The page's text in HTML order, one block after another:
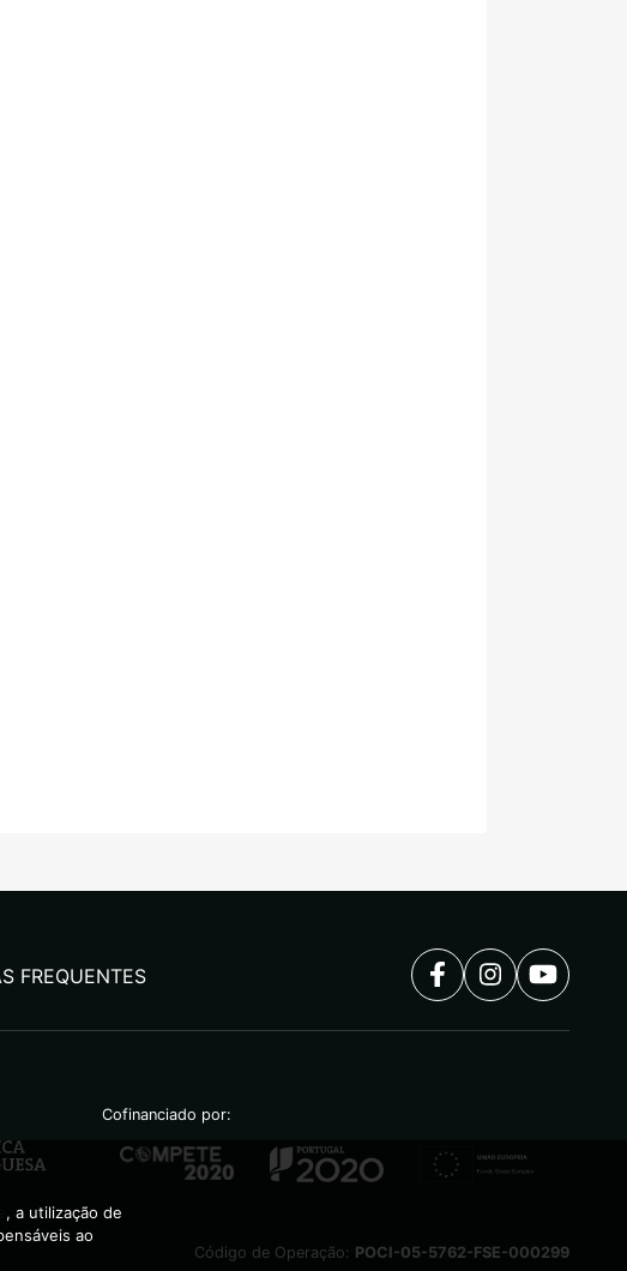
FREQUENTES
Cofinanciado por:
Código de Operação: POCI-05-5762-FSE-000299
, a utilização de
ao